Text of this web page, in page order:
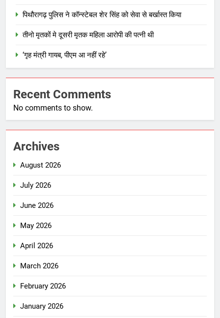
पिथौरागढ़ पुलिस ने कॉन्स्टेबल शेर सिंह को सेवा से बर्खास्त किया
तीनो मृतकों मे दूसरी मृतक महिला आरोपी की पत्नी थी
‘गृह मंत्री गायब, पीएम आ नहीं रहे’
Recent Comments
No comments to show.
Archives
August 2026
July 2026
June 2026
May 2026
April 2026
March 2026
February 2026
January 2026